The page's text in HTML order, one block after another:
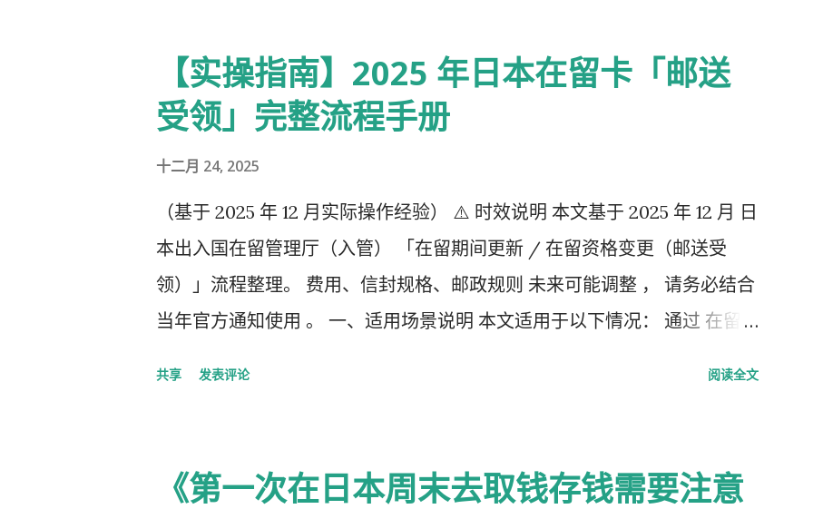
60岁未满。
【实操指南】2025 年日本在留卡「邮送
受领」完整流程手册
十二月 24, 2025
（基于 2025 年 12 月实际操作经验） ⚠️ 时效说明 本文基于 2025 年 12 月 日
本出入国在留管理厅（入管） 「在留期间更新 / 在留资格变更（邮送受
领）」流程整理。 费用、信封规格、邮政规则 未来可能调整 ， 请务必结合
当年官方通知使用 。 一、适用场景说明 本文适用于以下情况： 通过 在留
司/负责人”的步骤） ① 准备并填写【手数料纳付书】 下载 PDF（不是费用
说明页） 👉 https://www.moj.go.jp/isa/content/930002833.pdf 打印
共享 发表评论 阅读全文
《第一次在日本周末去取钱存钱需要注意